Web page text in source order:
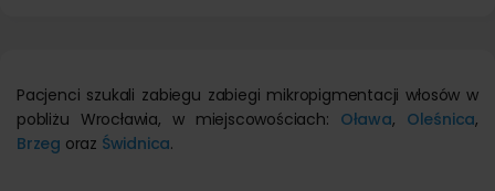
Pacjenci szukali zabiegu zabiegi mikropigmentacji włosów w
pobliżu Wrocławia, w miejscowościach: Oława, Oleśnica,
Brzeg oraz Świdnica.